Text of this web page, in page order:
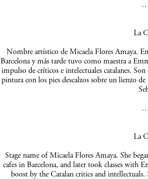
La
Nombre artístico de Micaela Flores Amaya.
Barcelona y más tarde tuvo como maestra a
impulso de críticos e intelectuales catalanes.
pintura con los pies descalzos sobre un lienzo
La
Stage name of Micaela Flores Amaya. She
cafes in Barcelona, and later took classes with
boost by the Catalan critics and